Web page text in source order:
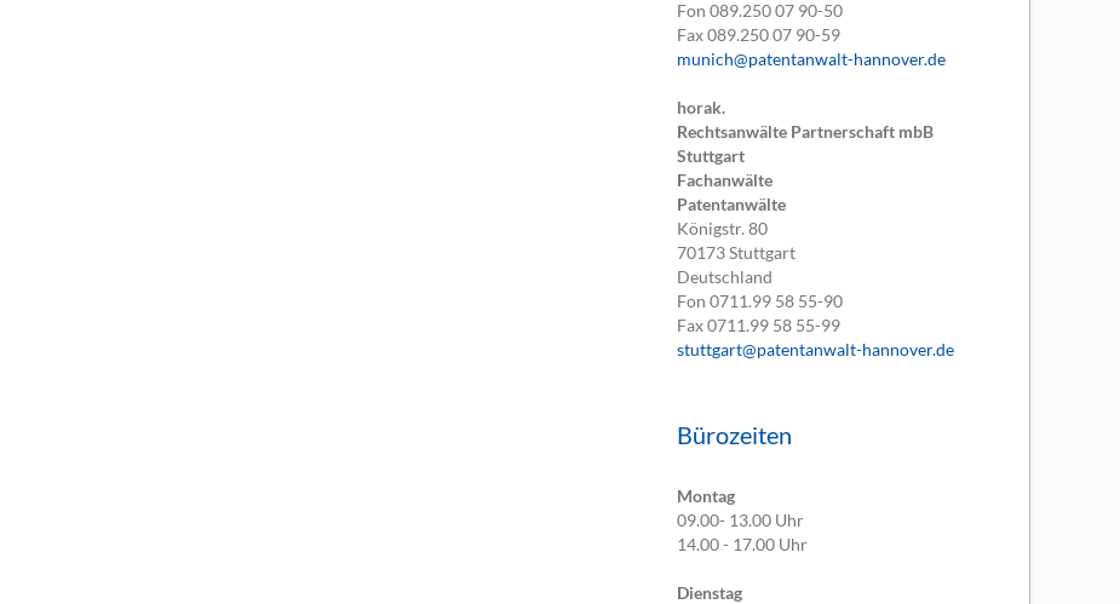
Fon089.250 07 90-50
Fax089.250 07 90-59
munich@patentanwalt-hannover.de
horak.
Rechtsanwälte Partnerschaft mbB
Stuttgart
Fachanwälte
Patentanwälte
Königstr. 80
70173Stuttgart
Deutschland
Fon0711.99 58 55-90
Fax0711.99 58 55-99
stuttgart@patentanwalt-hannover.de
Bürozeiten
Montag
09.00- 13.00 Uhr
14.00 - 17.00 Uhr
Dienstag